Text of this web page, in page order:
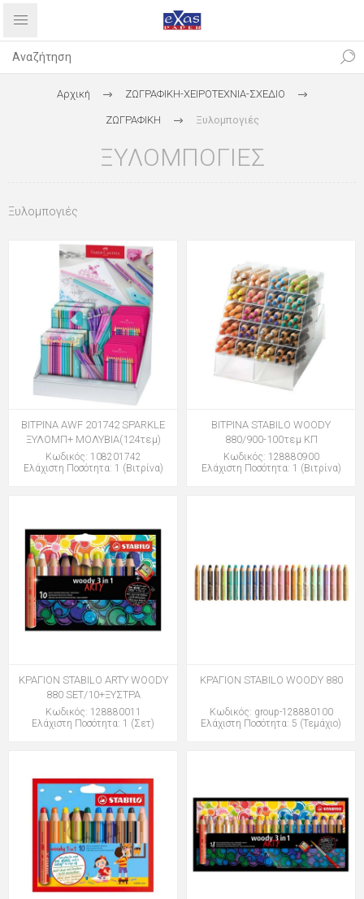
Αρχική ΖΩΓΡΑΦΙΚΗ-ΧΕΙΡΟΤΕΧΝΙΑ-ΣΧΕΔΙΟ
ΖΩΓΡΑΦΙΚΗ Ξυλομπογιές
ΞΥΛΟΜΠΟΓΙΈΣ
Ξυλομπογιές
ΒΙΤΡΙΝΑ AWF 201742 SPARKLE
ΞΥΛΟΜΠ+ ΜΟΛΥΒΙΑ(124τεμ)
Κωδικός: 108201742
Ελάχιστη Ποσότητα: 1 (Βιτρίνα)
ΒΙΤΡΙΝΑ STABILO WOODY
880/900-100τεμ ΚΠ
Κωδικός: 128880900
Ελάχιστη Ποσότητα: 1 (Βιτρίνα)
ΚΡΑΓΙΟΝ STABILO ARTY WOODY
880 SET/10+ΞΥΣΤΡΑ
Κωδικός: 128880011
Ελάχιστη Ποσότητα: 1 (Σετ)
ΚΡΑΓΙΟΝ STABILO WOODY 880
Κωδικός: group-128880100
Ελάχιστη Ποσότητα: 5 (Τεμάχιο)